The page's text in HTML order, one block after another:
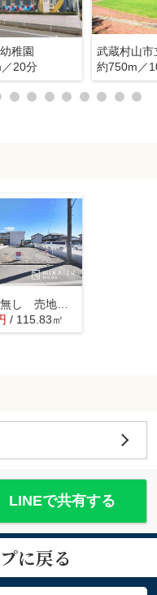
稚園
20分
約750m／
建築条件無し 売地 武蔵村山市榎2丁目 全2区画
/ 115.83㎡
LINEで共有する
に戻る